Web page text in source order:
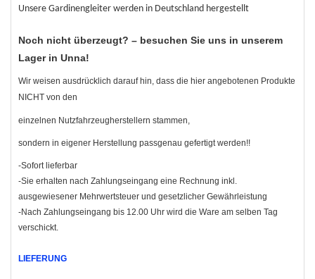
Unsere Gardinengleiter werden in Deutschland hergestellt
Noch nicht überzeugt? – besuchen Sie uns in unserem
Lager in Unna!
Wir weisen ausdrücklich darauf hin, dass die hier angebotenen Produkte
NICHT von den
einzelnen Nutzfahrzeugherstellern stammen,
sondern in eigener Herstellung passgenau gefertigt werden!!
-Sofort lieferbar
-Sie erhalten nach Zahlungseingang eine Rechnung inkl.
ausgewiesener Mehrwertsteuer und gesetzlicher Gewährleistung
-Nach Zahlungseingang bis 12.00 Uhr wird die Ware am selben Tag
verschickt.
LIEFERUNG